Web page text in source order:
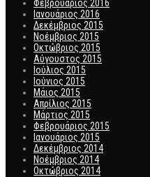
Φεβρουάριος 2016
Ιανουάριος 2016
Δεκέμβριος 2015
Νοέμβριος 2015
Οκτώβριος 2015
Αύγουστος 2015
Ιούλιος 2015
Ιούνιος 2015
Μάιος 2015
Απρίλιος 2015
Μάρτιος 2015
Φεβρουάριος 2015
Ιανουάριος 2015
Δεκέμβριος 2014
Νοέμβριος 2014
Οκτώβριος 2014